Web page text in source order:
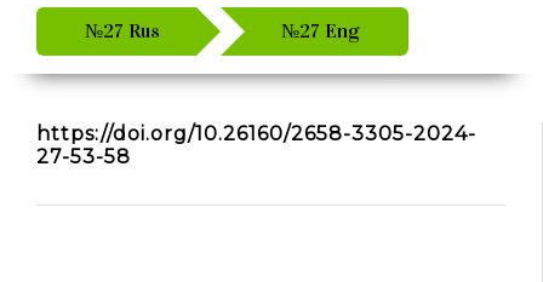
Журналы
ТГиСМ
АПвМ
МАиР
СПТМ
№27 Rus №27 Eng
https://doi.org/10.26160/2658-3305-2024-
27-53-58